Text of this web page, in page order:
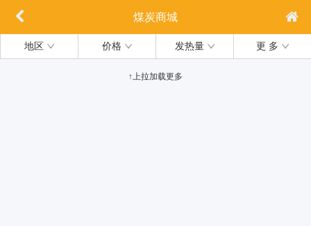
煤炭商城
地区 价格 发热量 更 多
↑上拉加载更多